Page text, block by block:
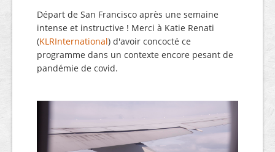
Départ de San Francisco après une semaine
intense et instructive ! Merci à Katie Renati
(KLRInternational) d'avoir concocté ce
programme dans un contexte encore pesant de
pandémie de covid.